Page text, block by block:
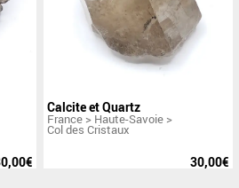
€
Calcite et Quartz
France > Haute-Savoie >
Col des Cristaux
30,00€
Cristal de quartz fumé très
brillant. Base cicatrisée